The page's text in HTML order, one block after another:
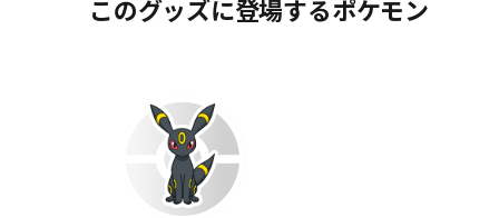
このグッズに登場するポケモン